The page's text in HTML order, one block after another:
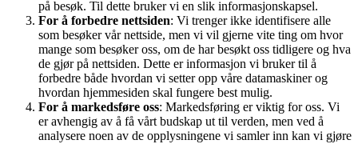
på besøk. Til dette bruker vi en slik informasjonskapsel.
For å forbedre nettsiden: Vi trenger ikke identifisere alle
som besøker vår nettside, men vi vil gjerne vite ting om hvor
mange som besøker oss, om de har besøkt oss tidligere og hva
de gjør på nettsiden. Dette er informasjon vi bruker til å
forbedre både hvordan vi setter opp våre datamaskiner og
hvordan hjemmesiden skal fungere best mulig.
For å markedsføre oss: Markedsføring er viktig for oss. Vi
er avhengig av å få vårt budskap ut til verden, men ved å
analysere noen av de opplysningene vi samler inn kan vi gjøre